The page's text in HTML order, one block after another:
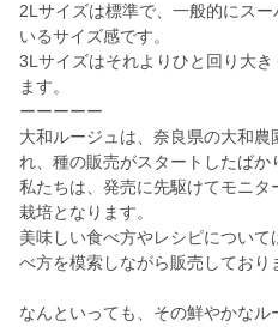
2Lサイズは標準で、一般的にス
いるサイズ感です。
3Lサイズはそれよりひと回り大
ます。
ーーーーー
大和ルージュは、奈良県の大和農
れ、種の販売がスタートしたばか
私たちは、発売に先駆けてモニ
栽培となります。
美味しい食べ方やレシピについ
べ方を模索しながら販売しており
なんといっても、その鮮やかなル